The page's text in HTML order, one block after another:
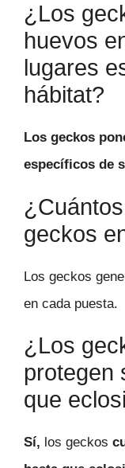
¿Los
huevos
lugares
hábitat?
Los geckos
específicos de
geckos
Los geckos
en cada puesta.
¿Los
protegen
que
Sí, los geckos